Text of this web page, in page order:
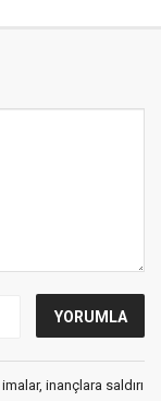
inançlara saldırı